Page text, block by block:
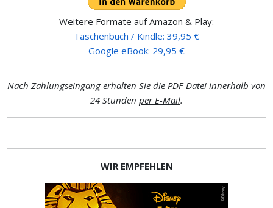
Weitere Formate auf Amazon & Play:
Taschenbuch / Kindle: 39,95 €
Google eBook: 29,95 €
Nach Zahlungseingang erhalten Sie die PDF-Datei innerhalb von
24 Stunden per E-Mail.
WIR EMPFEHLEN